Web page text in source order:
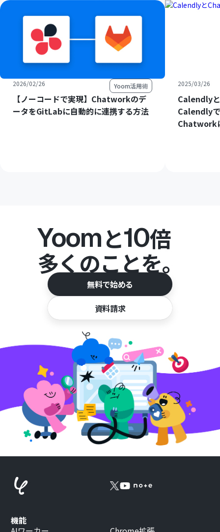
2026/02/26 Yoom活用術
【ノーコードで実現】Chatworkのデ
ータをGitLabに自動的に連携する方法
2025/03/26
Calendly
Calendly
Chatwork
Yoomと10倍
多くのことを。
無料で始める
資料請求
機能